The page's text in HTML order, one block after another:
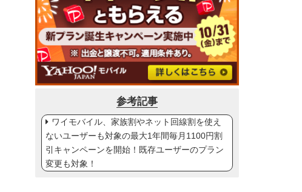
参考記事
ワイモバイル、家族割やネット回線割を使え
ないユーザーも対象の最大1年間毎月1100円割
引キャンペーンを開始！既存ユーザーのプラン
変更も対象！